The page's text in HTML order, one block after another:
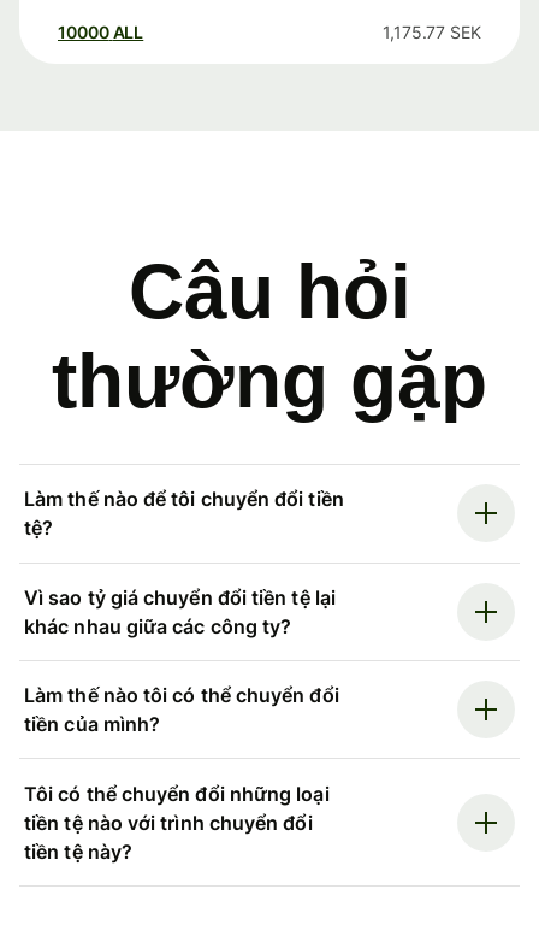
10000 ALL 1,175.77 SEK
Câu hỏi
thường gặp
Làm thế nào để tôi chuyển đổi tiền
tệ?
Vì sao tỷ giá chuyển đổi tiền tệ lại
khác nhau giữa các công ty?
Làm thế nào tôi có thể chuyển đổi
tiền của mình?
Tôi có thể chuyển đổi những loại
tiền tệ nào với trình chuyển đổi
tiền tệ này?